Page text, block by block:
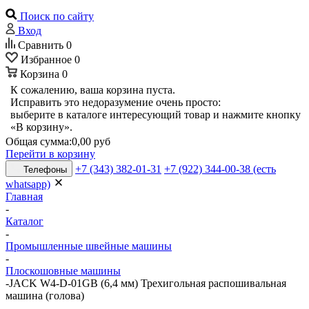
Поиск по сайту
Вход
Сравнить 0
Избранное 0
Корзина 0
К сожалению, ваша корзина пуста.
Исправить это недоразумение очень просто:
выберите в каталоге интересующий товар и нажмите кнопку
«В корзину».
Общая сумма:0,00 руб
Перейти в корзину
Телефоны +7 (343) 382-01-31 +7 (922) 344-00-38 (есть
whatsapp)
Главная
-
Каталог
-
Промышленные швейные машины
-
Плоскошовные машины
-JACK W4-D-01GB (6,4 мм) Трехигольная распошивальная
машина (голова)